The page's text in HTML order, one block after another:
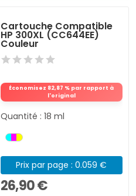
Cartouche Compatible
HP 300XL (CC644EE)
Couleur
Économisez 82,87 % par rapport à
l'original
Quantité : 18 ml
Prix par page : 0.059 €
26,90 €